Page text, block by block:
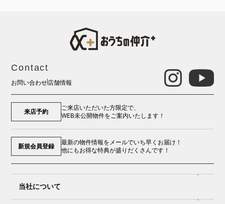
Contact
お問い合わせ店舗情報
来店予約
ご来店いただいた方限定で、
WEB未公開物件をご案内いたします！
新規会員登録
最新の物件情報をメールでいち早くお届け！
他にもお得な特典が盛りだくさんです！
当社について